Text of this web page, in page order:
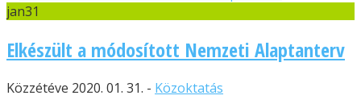
jan31
Elkészült a módosított Nemzeti Alaptanterv
Közzétéve 2020. 01. 31. - Közoktatás